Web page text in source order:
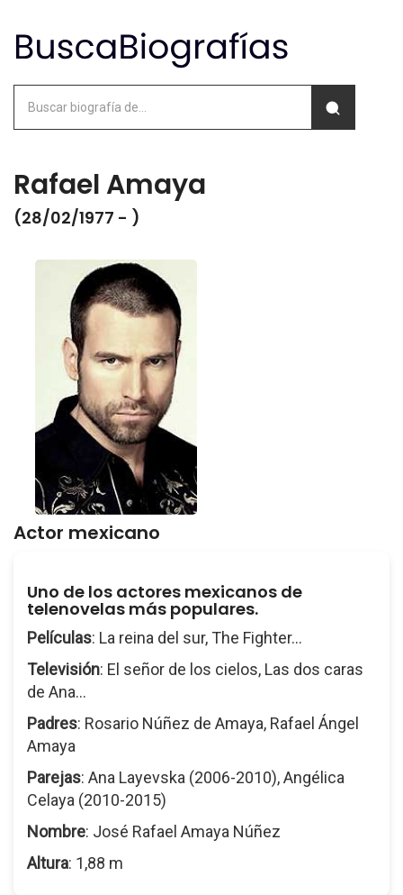
Rafael Amaya
(28/02/1977 - )
Actor mexicano
Uno de los actores mexicanos de
telenovelas más populares.
Películas: La reina del sur, The Fighter...
Televisión: El señor de los cielos, Las dos caras
de Ana...
Padres: Rosario Núñez de Amaya, Rafael Ángel
Amaya
Parejas: Ana Layevska (2006-2010), Angélica
Celaya (2010-2015)
Nombre: José Rafael Amaya Núñez
Altura: 1,88 m